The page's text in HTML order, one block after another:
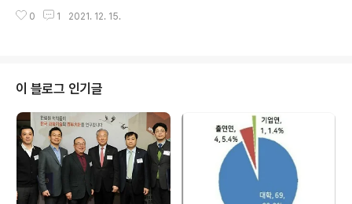
있습니다. ○ 2022년도 한국과학기술한림원 신년하례식 및 정회원 회원패수
0-4684 ○ 2021년도 제6회 카길한림생명과학상 시상식 - 일시: 2. 10.(목)
- 장소: 한림원회관 대강당 ※ 학술팀: 0..
0 1 2021. 12. 15.
이 블로그 인기글